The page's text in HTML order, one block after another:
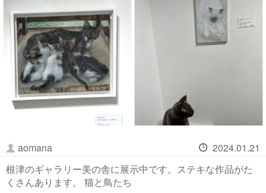
aomana
2024.01.21
根津のギャラリー美の舎に展示中です。ステキな作品がた
くさんあります。 猫と鳥たち